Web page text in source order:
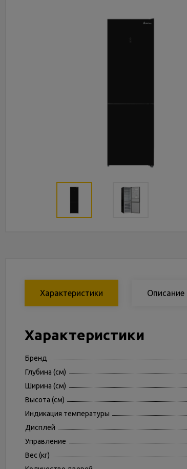
Характеристики Описание
Характеристики
Бренд
Глубина (см)
Ширина (см)
Высота (см)
Индикация температуры
Дисплей
Управление
Вес (кг)